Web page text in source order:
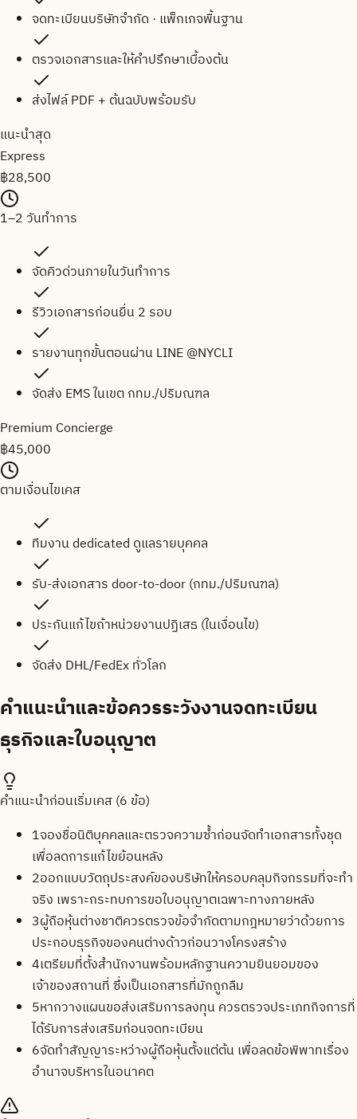
จดทะเบียนบริษัทจำกัด · แพ็กเกจพื้นฐาน
ตรวจเอกสารและให้คำปรึกษาเบื้องต้น
ส่งไฟล์ PDF + ต้นฉบับพร้อมรับ
แนะนำสุด
Express
฿28,500
1–2 วันทำการ
จัดคิวด่วนภายในวันทำการ
รีวิวเอกสารก่อนยื่น 2 รอบ
รายงานทุกขั้นตอนผ่าน LINE @NYCLI
จัดส่ง EMS ในเขต กทม./ปริมณฑล
Premium Concierge
฿45,000
ตามเงื่อนไขเคส
ทีมงาน dedicated ดูแลรายบุคคล
รับ-ส่งเอกสาร door-to-door (กทม./ปริมณฑล)
ประกันแก้ไขถ้าหน่วยงานปฏิเสธ (ในเงื่อนไข)
จัดส่ง DHL/FedEx ทั่วโลก
คำแนะนำและข้อควรระวังงานจดทะเบียน
ธุรกิจและใบอนุญาต
คำแนะนำก่อนเริ่มเคส (6 ข้อ)
1จองชื่อนิติบุคคลและตรวจความซ้ำก่อนจัดทำเอกสารทั้งชุด
เพื่อลดการแก้ไขย้อนหลัง
2ออกแบบวัตถุประสงค์ของบริษัทให้ครอบคลุมกิจกรรมที่จะทำ
จริง เพราะกระทบการขอใบอนุญาตเฉพาะทางภายหลัง
3ผู้ถือหุ้นต่างชาติควรตรวจข้อจำกัดตามกฎหมายว่าด้วยการ
ประกอบธุรกิจของคนต่างด้าวก่อนวางโครงสร้าง
4เตรียมที่ตั้งสำนักงานพร้อมหลักฐานความยินยอมของ
เจ้าของสถานที่ ซึ่งเป็นเอกสารที่มักถูกลืม
5หากวางแผนขอส่งเสริมการลงทุน ควรตรวจประเภทกิจการที่
ได้รับการส่งเสริมก่อนจดทะเบียน
6จัดทำสัญญาระหว่างผู้ถือหุ้นตั้งแต่ต้น เพื่อลดข้อพิพาทเรื่อง
อำนาจบริหารในอนาคต